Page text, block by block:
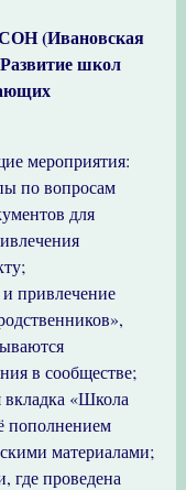
(Ивановская
школ
мероприятия:
по вопросам
для
привлечение
в сообществе;
вкладка «Школа
пополнением
материалами;
где проведена